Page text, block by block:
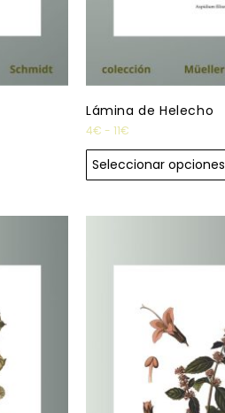
Lámina de Helecho
4€ - 11€
Seleccionar opciones